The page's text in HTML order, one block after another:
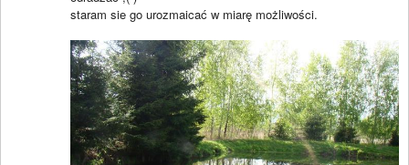
staram sie go urozmaicać w miarę możliwości.